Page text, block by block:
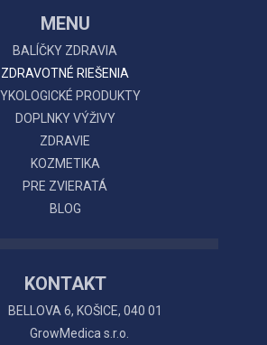
MENU
BALÍČKY ZDRAVIA
ZDRAVOTNÉ RIEŠENIA
PRODUKTY
DOPLNKY VÝŽIVY
ZDRAVIE
KOZMETIKA
PRE ZVIERATÁ
BLOG
KONTAKT
BELLOVA 6, KOŠICE, 040 01
GrowMedica s.r.o.